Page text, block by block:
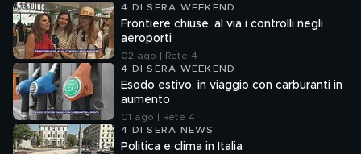
4 DI SERA WEEKEND
Frontiere chiuse, al via i controlli negli
aeroporti
02 ago | Rete 4
4 DI SERA WEEKEND
Esodo estivo, in viaggio con carburanti in
aumento
01 ago | Rete 4
4 DI SERA NEWS
Politica e clima in Italia